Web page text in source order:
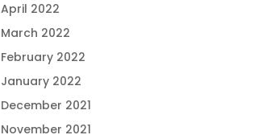
April 2022
March 2022
February 2022
January 2022
December 2021
November 2021